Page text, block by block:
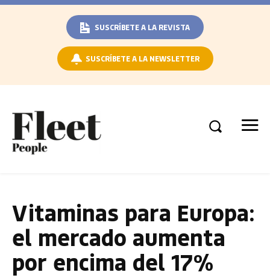
SUSCRÍBETE A LA REVISTA
SUSCRÍBETE A LA NEWSLETTER
Vitaminas para Europa:
el mercado aumenta
por encima del 17%